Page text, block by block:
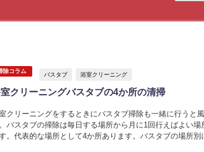
除コラム バスタブ 浴室クリーニング
クリーニングバスタブの4か所の清掃
クリーニングをするときにバスタブ掃除も一緒に行うと
バスタブの掃除は毎日する場所から月に1回行えばよい
。代表的な場所として4か所あります。バスタブの場所